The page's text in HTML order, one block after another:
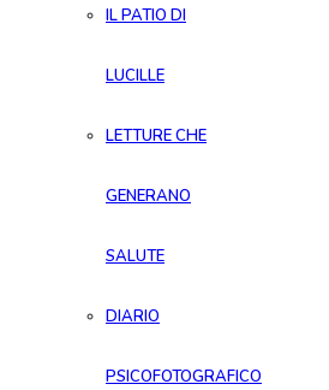
IL PATIO DI
LUCILLE
LETTURE CHE
GENERANO
SALUTE
DIARIO
PSICOFOTOGRAFICO